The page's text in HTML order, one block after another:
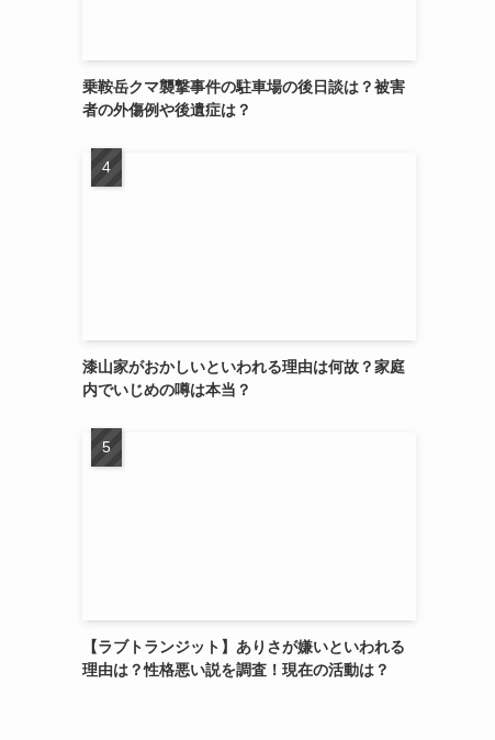
乗鞍岳クマ襲撃事件の駐車場の後日談は？被害
者の外傷例や後遺症は？
漆山家がおかしいといわれる理由は何故？家庭
内でいじめの噂は本当？
【ラブトランジット】ありさが嫌いといわれる
理由は？性格悪い説を調査！現在の活動は？